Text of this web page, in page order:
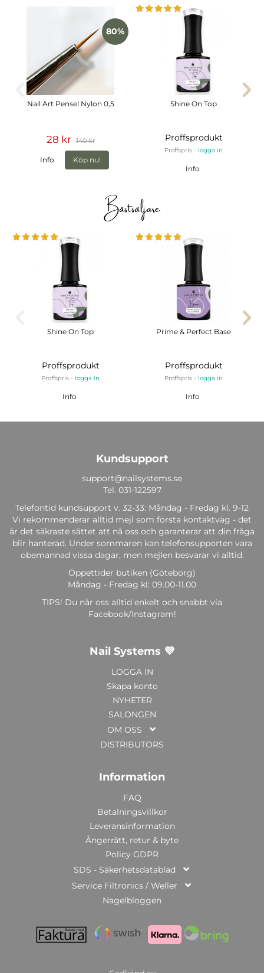
80%
Nail Art Pensel Nylon 0,5
28 kr 140 kr
Info Köp nu!
Shine On Top
Proffsprodukt
Proffspris - logga in
Info
Bästsäljare
Shine On Top
Proffsprodukt
Proffspris - logga in
Info
Prime & Perfect Base
Proffsprodukt
Proffspris - logga in
Info
Kundsupport
support@nailsystems.se
Tel. 031-122597
Telefontid kundsupport v. 32-33: Måndag - Fredag kl. 9-12
Vi rekommenderar alltid mejl som första kontaktväg - det
är det säkraste sättet att nå oss och garanterar att din fråga
blir hanterad. Under sommaren kan telefonsupporten vara
obemannad vissa dagar, men mejlen besvarar vi alltid.
Öppettider butiken (Göteborg)
Måndag - Fredag kl: 09.00-11.00
TIPS! Du når oss alltid enkelt och snabbt via
Facebook/Instagram!
Nail Systems 💜
LOGGA IN
Skapa konto
NYHETER
SALONGEN
OM OSS
DISTRIBUTORS
Information
FAQ
Betalningsvillkor
Leveransinformation
Ångerrätt, retur & byte
Policy GDPR
SDS - Säkerhetsdatablad
Service Filtronics / Weller
Nagelbloggen